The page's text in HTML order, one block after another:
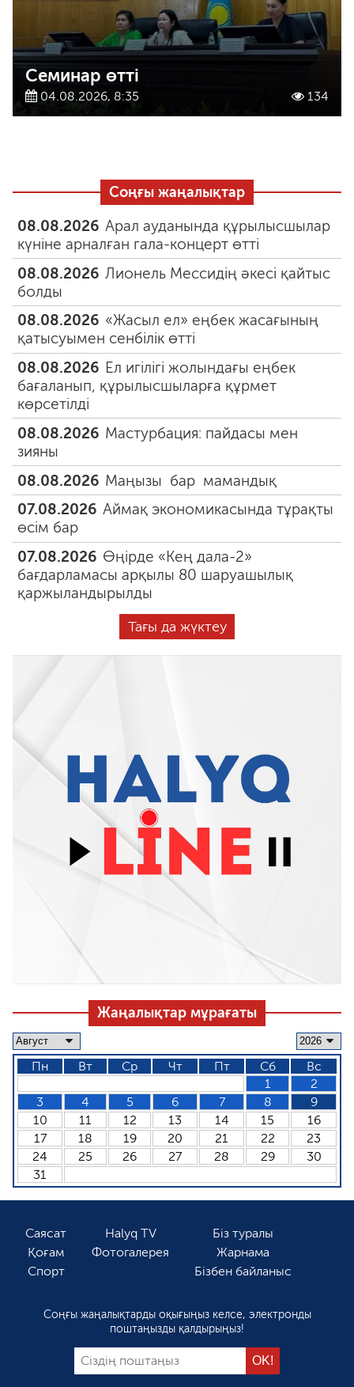
Семинар өтті
04.08.2026, 8:35 134
Соңғы жаңалықтар
08.08.2026 Арал ауданында құрылысшылар
күніне арналған гала-концерт өтті
08.08.2026 Лионель Мессидің әкесі қайтыс
болды
08.08.2026 «Жасыл ел» еңбек жасағының
қатысуымен сенбілік өтті
08.08.2026 Ел игілігі жолындағы еңбек
бағаланып, құрылысшыларға құрмет
көрсетілді
08.08.2026 Мастурбация: пайдасы мен
зияны
08.08.2026 Маңызы бар мамандық
07.08.2026 Аймақ экономикасында тұрақты
өсім бар
07.08.2026 Өңірде «Кең дала-2»
бағдарламасы арқылы 80 шаруашылық
қаржыландырылды
Тағы да жүктеу
Жаңалықтар мұрағаты
Пн Вт Ср Чт Пт Сб
Вс
1
2
3
4 5 6 7 8
9
10
11 12 13 14 15
16
17
18 19 20 21 22
23
24
25 26 27 28 29
30
31
Саясат
Қоғам
Спорт
Halyq TV
Фотогалерея
Біз туралы
Жарнама
Бізбен байланыс
Соңғы жаңалықтарды оқығыңыз келсе, электронды
поштаңызды қалдырыңыз!